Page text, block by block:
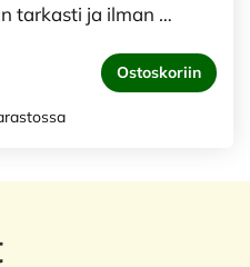
tarkasti ja ilman …
Ostoskoriin